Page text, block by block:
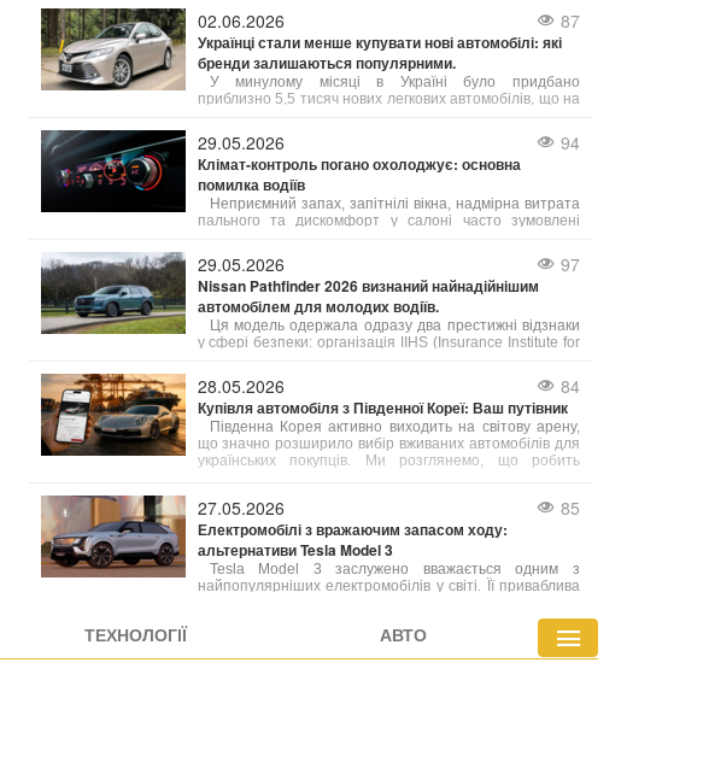
02.06.2026 87
Українці стали менше купувати нові автомобілі: які
бренди залишаються популярними.
У минулому місяці в Україні було придбано
приблизно 5,5 тисяч нових легкових автомобілів, що на
порівнянні з квітнем 2026 року попит на нові авто
також знизився на 11%.
29.05.2026 94
Клімат-контроль погано охолоджує: основна
помилка водіїв
Неприємний запах, запітнілі вікна, надмірна витрата
пального та дискомфорт у салоні часто зумовлені
водіїв вмикають систему на максимум, не
усвідомлюючи, що це може негативно впливати не
лише на комфорт, а й на сам автомобіль.
29.05.2026 97
Nissan Pathfinder 2026 визнаний найнадійнішим
автомобілем для молодих водіїв.
Ця модель одержала одразу два престижні відзнаки
у сфері безпеки: організація IIHS (Insurance Institute for
включили її до щорічного рейтингу «Найкращі нові авто
для підлітків». Це визнання збіглося з рекордними
роздрібними продажами автомобіля у квітні.
28.05.2026 84
Купівля автомобіля з Південної Кореї: Ваш путівник
Південна Корея активно виходить на світову арену,
що значно розширило вибір вживаних автомобілів для
українських покупців. Ми розглянемо, що робить
27.05.2026 85
Електромобілі з вражаючим запасом ходу:
альтернативи Tesla Model 3
Tesla Model 3 заслужено вважається одним з
найпопулярніших електромобілів у світі. Її приваблива
EPA) зробили її бестселером. Однак, Model 3 не є
лідером за дальністю пробігу, і на ринку існують
моделі, здатні подолати значно більші відстані на
ТЕХНОЛОГІЇ АВТО